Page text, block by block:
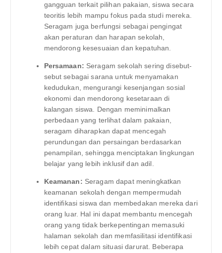
gangguan terkait pilihan pakaian, siswa secara
teoritis lebih mampu fokus pada studi mereka.
Seragam juga berfungsi sebagai pengingat
akan peraturan dan harapan sekolah,
mendorong kesesuaian dan kepatuhan.
Persamaan: Seragam sekolah sering disebut-
sebut sebagai sarana untuk menyamakan
kedudukan, mengurangi kesenjangan sosial
ekonomi dan mendorong kesetaraan di
kalangan siswa. Dengan meminimalkan
perbedaan yang terlihat dalam pakaian,
seragam diharapkan dapat mencegah
perundungan dan persaingan berdasarkan
penampilan, sehingga menciptakan lingkungan
belajar yang lebih inklusif dan adil.
Keamanan: Seragam dapat meningkatkan
keamanan sekolah dengan mempermudah
identifikasi siswa dan membedakan mereka dari
orang luar. Hal ini dapat membantu mencegah
orang yang tidak berkepentingan memasuki
halaman sekolah dan memfasilitasi identifikasi
lebih cepat dalam situasi darurat. Beberapa